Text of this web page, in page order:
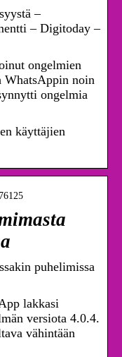
–
– Digitoday –
ongelmien
WhatsAppin noin
ongelmia
käyttäjien
puhelimissa
lakkasi
versiota 4.0.4.
vähintään